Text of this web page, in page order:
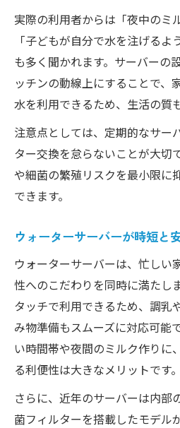
実際の利用者からは「夜中のミ
「子どもが自分で水を注げる
も多く聞かれます。サーバーの
ッチンの動線上にすることで、
水を利用できるため、生活の質
注意点としては、定期的なサー
ター交換を怠らないことが大切
や細菌の繁殖リスクを最小限に
できます。
ウォーターサーバーが時短と
ウォーターサーバーは、忙しい
性へのこだわりを同時に満たし
タッチで利用できるため、調乳
み物準備もスムーズに対応可能
い時間帯や夜間のミルク作りに
る利便性は大きなメリットです。
さらに、近年のサーバーは内部
菌フィルターを搭載したモデル